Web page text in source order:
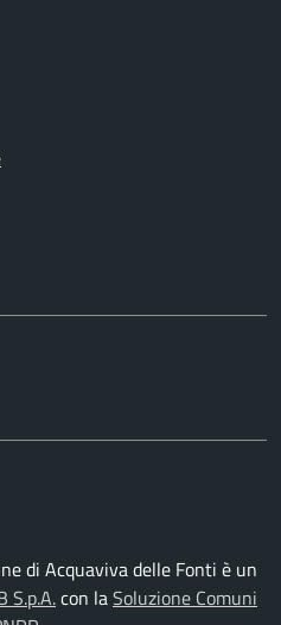
di Acquaviva delle Fonti è un
S.p.A.con laSoluzione Comuni